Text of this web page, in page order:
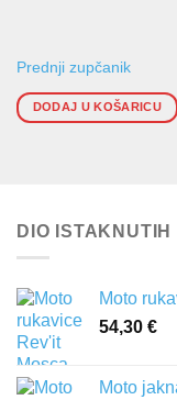
Prednji zupčanik
DODAJ U KOŠARICU
DIO ISTAKNUTIH
Moto
54,30 €
Moto